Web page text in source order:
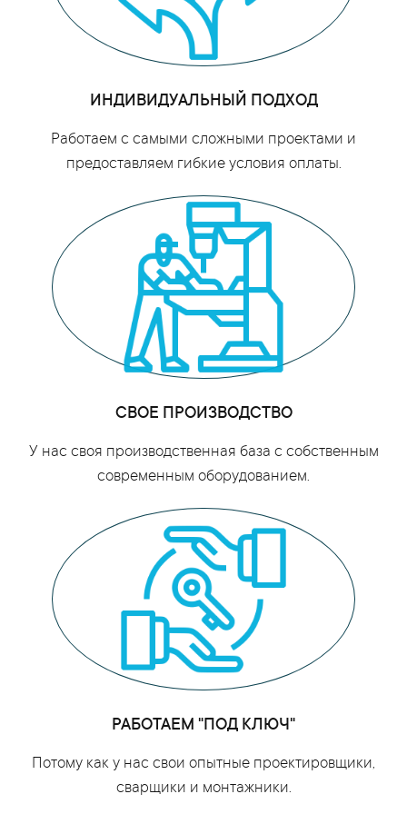
ИНДИВИДУАЛЬНЫЙ ПОДХОД
Работаем с самыми сложными проектами и
предоставляем гибкие условия оплаты.
СВОЕ ПРОИЗВОДСТВО
У нас своя производственная база с собственным
современным оборудованием.
РАБОТАЕМ "ПОД КЛЮЧ"
Потому как у нас свои опытные проектировщики,
сварщики и монтажники.